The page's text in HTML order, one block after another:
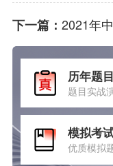
下一篇： 2021年
历年题目
题目实战
模拟考
优质模拟